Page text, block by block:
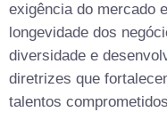
exigência do mercado
longevidade dos
diversidade e
diretrizes que
talentos